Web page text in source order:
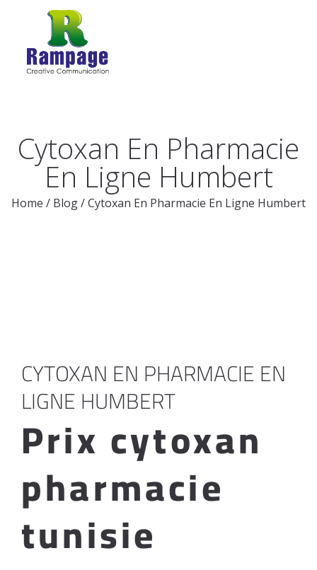
Cytoxan En Pharmacie
En Ligne Humbert
Home / Blog/Cytoxan En Pharmacie En Ligne Humbert
CYTOXAN EN PHARMACIE EN
LIGNE HUMBERT
Prix cytoxan
pharmacie
tunisie